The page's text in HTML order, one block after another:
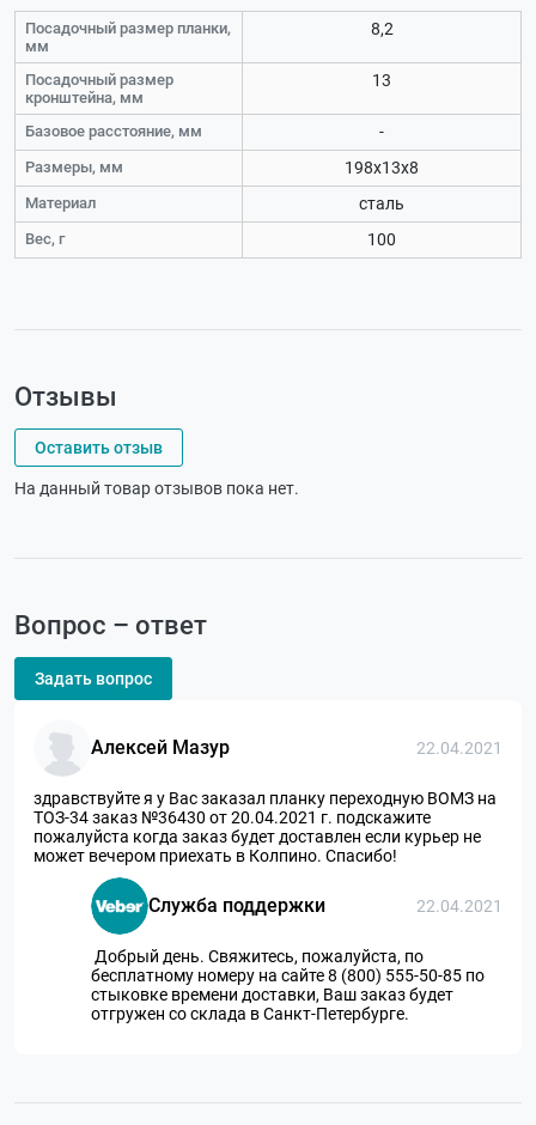
Посадочный размер планки,
мм
8,2
Посадочный размер
кронштейна, мм
13
Базовое расстояние, мм -
Размеры, мм 198х13х8
Материал сталь
Вес, г 100
Отзывы
Оставить отзыв
На данный товар отзывов пока нет.
Вопрос – ответ
Задать вопрос
Алексей Мазур 22.04.2021
здравствуйте я у Вас заказал планку переходную ВОМЗ на
ТОЗ-34 заказ №36430 от 20.04.2021 г. подскажите
пожалуйста когда заказ будет доставлен если курьер не
может вечером приехать в Колпино. Спасибо!
Служба поддержки 22.04.2021
Добрый день. Свяжитесь, пожалуйста, по
бесплатному номеру на сайте 8 (800) 555-50-85 по
стыковке времени доставки, Ваш заказ будет
отгружен со склада в Санкт-Петербурге.